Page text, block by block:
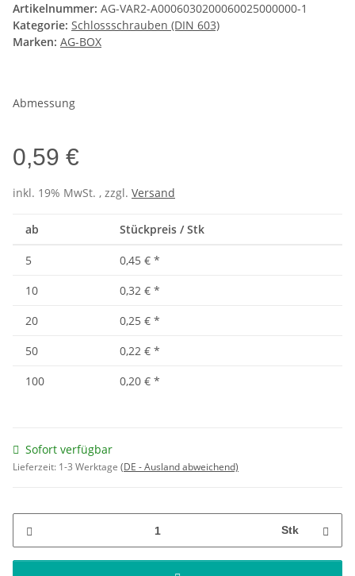
Artikelnummer: AG-VAR2-A0006030200060025000000-1
Kategorie: Schlossschrauben (DIN 603)
Marken: AG-BOX
Abmessung
0,59 €
inkl. 19% MwSt. , zzgl. Versand
ab Stückpreis / Stk
5 0,45 € *
10
0,32 € *
20
0,25 € *
50
0,22 € *
100
0,20 € *
Sofort verfügbar
Lieferzeit: 1-3 Werktage (DE - Ausland abweichend)
Stk